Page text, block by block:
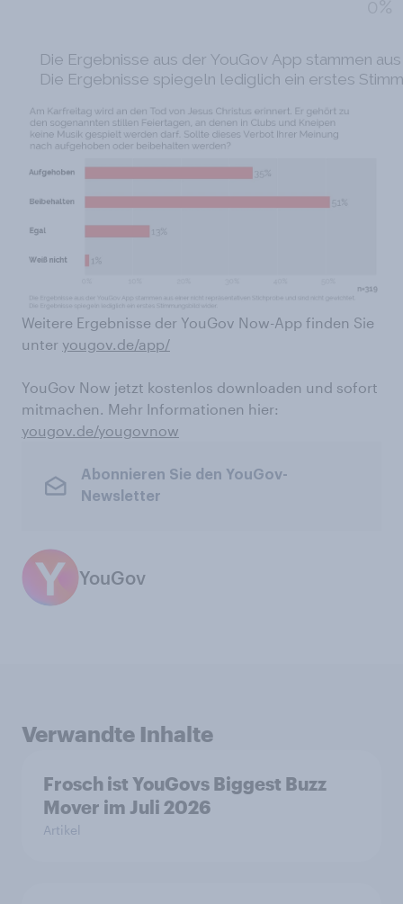
Weitere Ergebnisse der YouGov Now-App finden Sie
unter yougov.de/app/
YouGov Now jetzt kostenlos downloaden und sofort
mitmachen. Mehr Informationen hier:
yougov.de/yougovnow
Abonnieren Sie den YouGov-
Newsletter
YouGov
Verwandte Inhalte
Frosch ist YouGovs Biggest Buzz
Mover im Juli 2026
Artikel